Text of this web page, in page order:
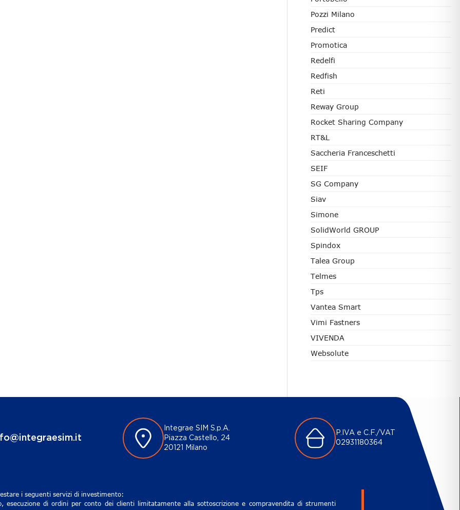
Pozzi Milano
Predict
Promotica
Redelfi
Redfish
Reti
Reway Group
Rocket Sharing Company
RT&L
Saccheria Franceschetti
SEIF
SG Company
Siav
Simone
SolidWorld GROUP
Spindox
Talea Group
Telmes
Tps
Vantea Smart
Vimi Fastners
VIVENDA
Websolute
Integrae SIM S.p.A.
Piazza Castello, 24
20121 Milano
P.IVA e C.F./VAT
02931180364
i seguenti servizi di investimento:
esecuzione di ordini per conto dei clienti limitatamente alla sottoscrizione e compravendita di strumenti